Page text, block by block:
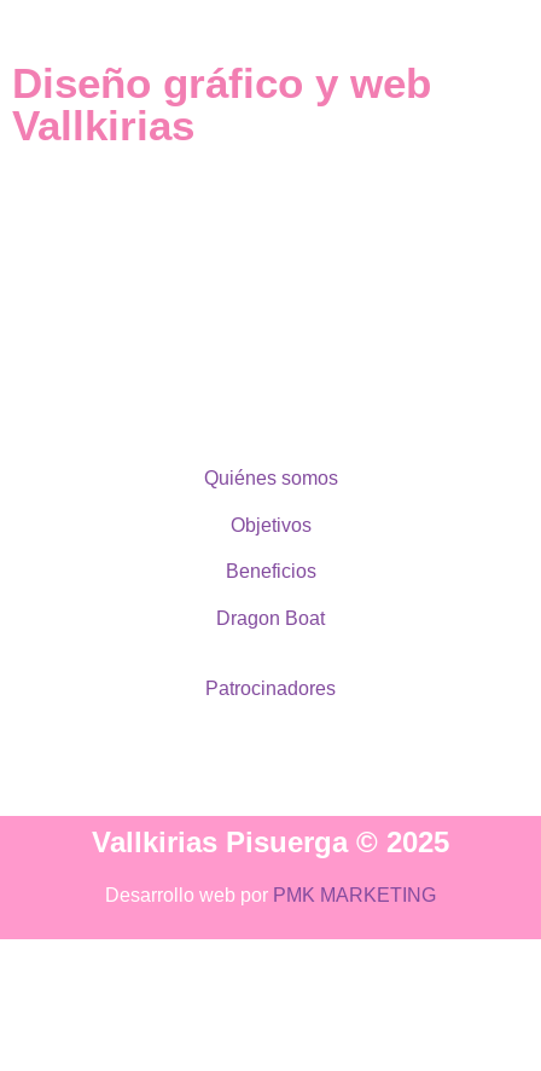
Diseño gráfico y web
Vallkirias
Quiénes somos
Objetivos
Beneficios
Dragon Boat
Patrocinadores
Vallkirias Pisuerga © 2025
Desarrollo web por PMK MARKETING